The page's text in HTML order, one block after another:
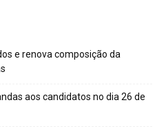
e renova composição da
aos candidatos no dia 26 de